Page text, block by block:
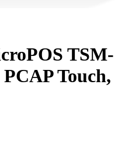
TSM-
Touch,